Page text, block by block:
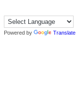
Powered by Translate